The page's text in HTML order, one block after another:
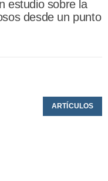
estudio sobre la
desde un punto
ARTÍCULOS